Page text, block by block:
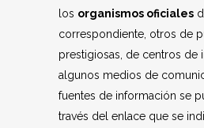
los organismos oficiales
correspondiente, otros de
prestigiosas, de centros de
algunos medios de
fuentes de información se
través del enlace que se